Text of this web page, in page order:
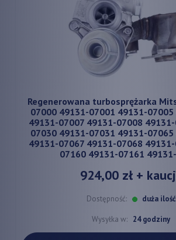
Regenerowana turbosprężarka
07000 49131-07001 49131-
49131-07007 49131-07008
07030 49131-07031 49131-
49131-07067 49131-07068
07160 49131-07161
924,00 zł+
Dostępność: duża ilość
Wysyłka w: 24 godziny